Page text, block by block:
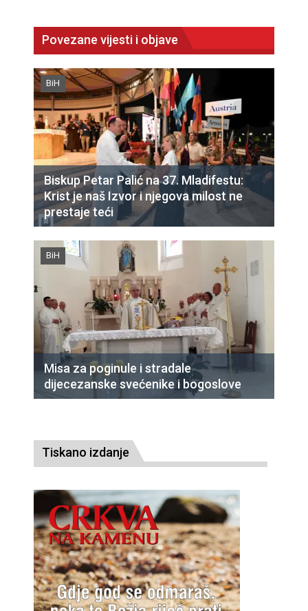
Povezane vijesti i objave
BiH
Biskup Petar Palić na 37. Mladifestu:
Krist je naš Izvor i njegova milost ne
prestaje teći
BiH
Misa za poginule i stradale
dijecezanske svećenike i bogoslove
Tiskano izdanje